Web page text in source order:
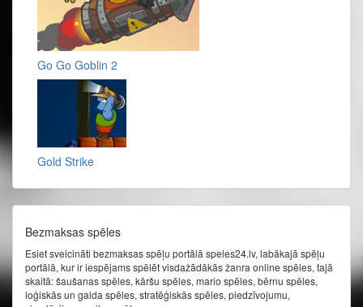
Go Go Goblin 2
Gold Strike
Bezmaksas spēles
Esiet sveicināti bezmaksas spēļu portālā speles24.lv, labākajā spēļu
portālā, kur ir iespējams spēlēt visdažādākās žanra online spēles, tajā
skaitā: šaušanas spēles, kāršu spēles, mario spēles, bērnu spēles,
loģiskās un galda spēles, stratēģiskās spēles, piedzīvojumu,